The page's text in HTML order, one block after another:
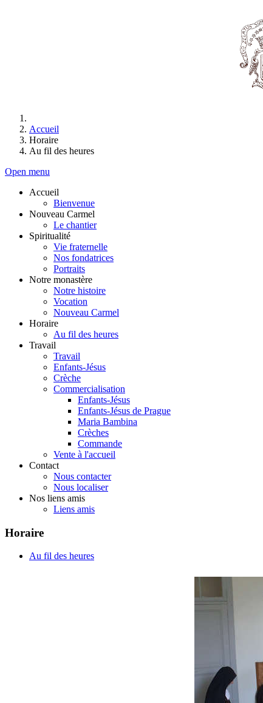
Accueil
Horaire
Au fil des heures
Open menu
Accueil
Bienvenue
Nouveau Carmel
Le chantier
Spiritualité
Vie fraternelle
Nos fondatrices
Portraits
Notre monastère
Notre histoire
Vocation
Nouveau Carmel
Horaire
Au fil des heures
Travail
Travail
Enfants-Jésus
Crèche
Commercialisation
Enfants-Jésus
Enfants-Jésus de Prague
Maria Bambina
Crèches
Commande
Vente à l'accueil
Contact
Nous contacter
Nous localiser
Nos liens amis
Liens amis
Horaire
Au fil des heures